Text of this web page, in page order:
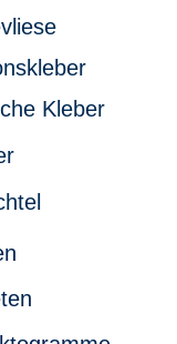
Kleber